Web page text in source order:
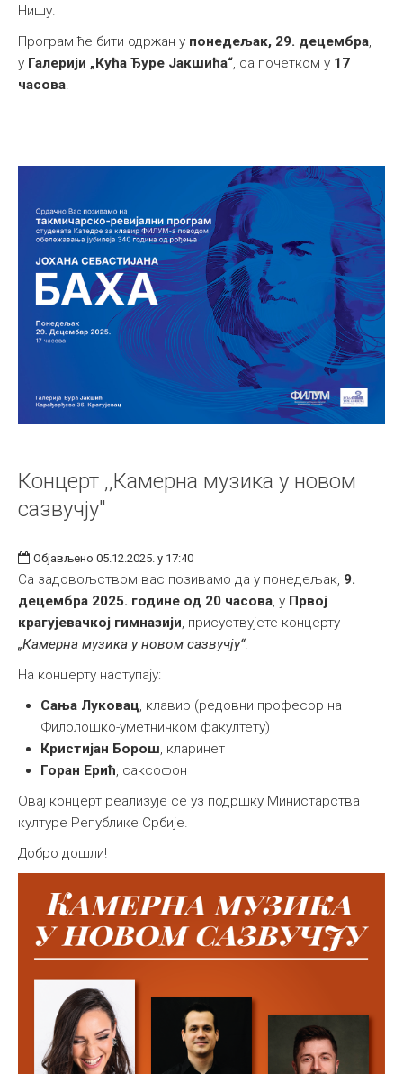
Нишу.
Програм ће бити одржан у понедељак, 29. децембра,
у Галерији „Кућа Ђуре Јакшића“, са почетком у 17
часова.
Концерт ,,Камерна музика у новом
сазвучју"
Објављено 05.12.2025. у 17:40
Са задовољством вас позивамо да у понедељак, 9.
децембра 2025. године од 20 часова, у Првој
крагујевачкој гимназији, присуствујете концерту
„Камерна музика у новом сазвучју“.
На концерту наступају:
Сања Луковац, клавир (редовни професор на
Филолошко-уметничком факултету)
Кристијан Борош, кларинет
Горан Ерић, саксофон
Овај концерт реализује се уз подршку Министарства
културе Републике Србије.
Добро дошли!